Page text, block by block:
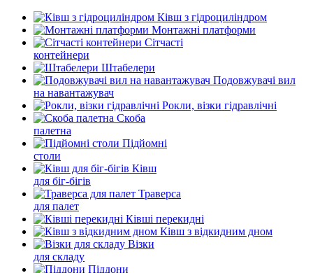
Ківш з гідроциліндром
Монтажні платформи
Сітчасті
контейнери
Штабелери
Подовжувачі вил
на навантажувач
Рокли, візки гідравлічні
Скоба
палетна
Підйомні
столи
Ківш
для біг-бігів
Траверса
для палет
Ківші перекидні
Ківш з відкидним дном
Візки
для складу
Піддони